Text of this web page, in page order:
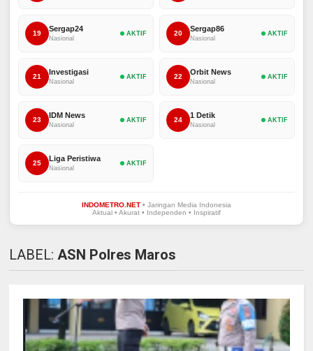
19
Sergap24
Nasional
AKTIF 20
Sergap86
Nasional
AKTIF
21
Investigasi
Nasional
AKTIF 22
Orbit News
Nasional
AKTIF
23
IDM News
Nasional
AKTIF 24
1 Detik
Nasional
AKTIF
25
Liga Peristiwa
Nasional
AKTIF
INDOMETRO.NET• Jaringan Media Indonesia
Aktual • Akurat • Independen • Inspiratif
LABEL: ASN Polres Maros